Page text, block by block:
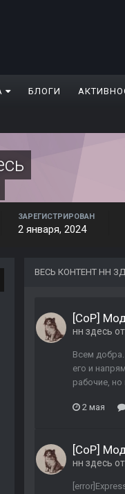
БЛОГИ
ЗАРЕГИСТРИРОВАН
2 января, 2024
ВЕСЬ КОНТЕНТ НН
[CoP]
нн здесь
Всем
его и
рабочие, но
2 мая
[CoP]
нн здесь